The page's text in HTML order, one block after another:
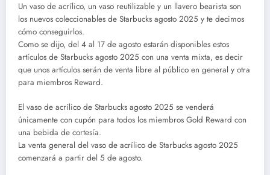
Un vaso de acrílico, un vaso reutilizable y un llavero bearista son
los nuevos coleccionables de Starbucks agosto 2025 y te decimos
cómo conseguirlos.
Como se dijo, del 4 al 17 de agosto estarán disponibles estos
artículos de Starbucks agosto 2025 con una venta mixta, es decir
que unos artículos serán de venta libre al público en general y otra
para miembros Reward.
El vaso de acrílico de Starbucks agosto 2025 se venderá
únicamente con cupón para todos los miembros Gold Reward con
una bebida de cortesía.
La venta general del vaso de acrílico de Starbucks agosto 2025
comenzará a partir del 5 de agosto.